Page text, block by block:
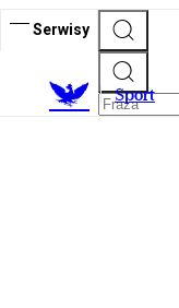
Serwisy
Sport